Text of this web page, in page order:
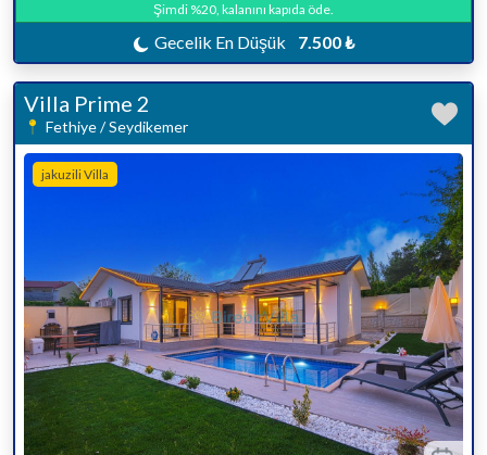
Şimdi %20, kalanını kapıda öde.
Gecelik En Düşük 7.500 ₺
Villa Prime 2
Fethiye / Seydikemer
jakuzili Villa